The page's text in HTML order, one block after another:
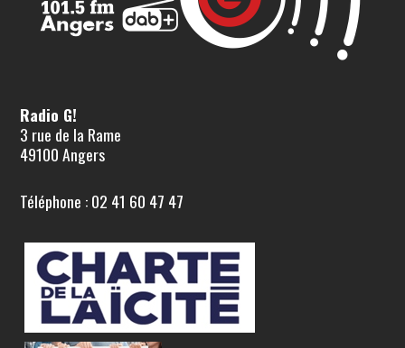
Radio G!
3 rue de la Rame
49100 Angers
Téléphone : 02 41 60 47 47